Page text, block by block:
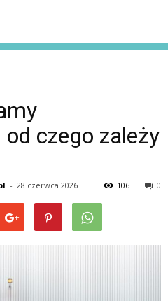
czego zależy
- 28 czerwca 2026 0
106